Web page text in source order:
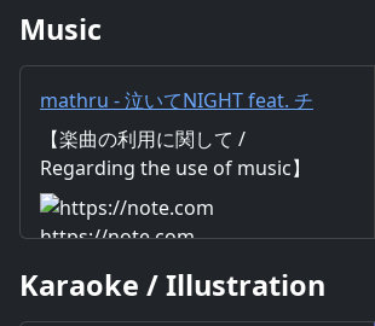
Music
mathru - 泣いてNIGHT feat. チ
ャラ音シンゴ - NAITE NIGHT
feat. Shingo Charane｜mathru
【楽曲の利用に関して /
Regarding the use of music】
https://mathru.net/terms/musi
c 【歌詞 / Lyrics】 Lyrics：
Music：mathru Arrange：
https://note.com
Karaoke / Illustration